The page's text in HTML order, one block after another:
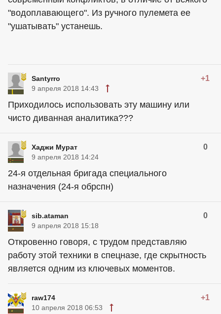
"водоплавающего". Из ручного пулемета ее
"ушатывать" устанешь.
Santyrro +1
9 апреля 2018 14:43
Приходилось использовать эту машину или
чисто диванная аналитика???
Хаджи Мурат 0
9 апреля 2018 14:24
24-я отдельная бригада специального
назначения (24-я обрспн)
sib.ataman 0
9 апреля 2018 15:18
Откровенно говоря, с трудом представляю
работу этой техники в спецназе, где скрытность
является одним из ключевых моментов.
raw174 +1
10 апреля 2018 06:53